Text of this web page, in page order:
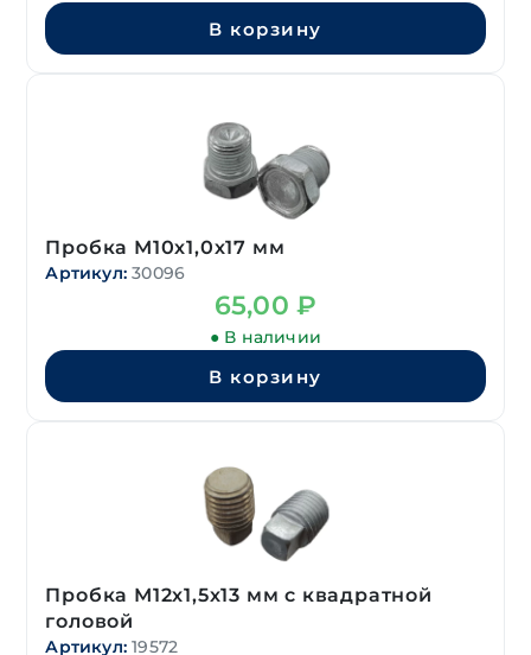
В корзину
Пробка М10х1,0х17 мм
Артикул: 30096
65,00 ₽
● В наличии
В корзину
Пробка М12х1,5х13 мм с квадратной
головой
Артикул: 19572